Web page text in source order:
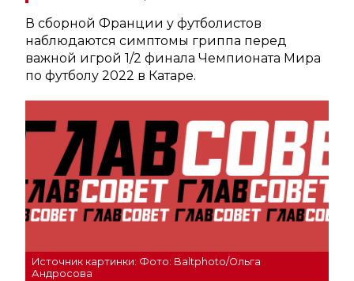
В сборной Франции у футболистов
наблюдаются симптомы гриппа перед
важной игрой 1/2 финала Чемпионата Мира
по футболу 2022 в Катаре.
Источник картинки: Фото: Baltphoto/Ольга
Андросова